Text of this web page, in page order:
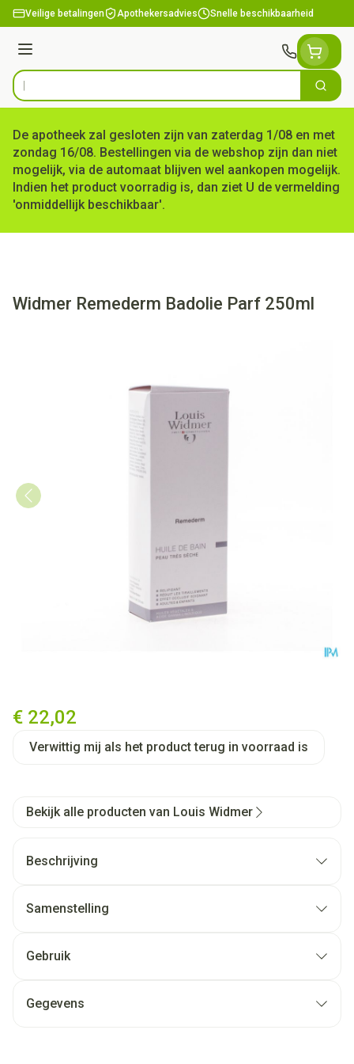
Ga naar de inhoud
Veilige betalingen Apothekersadvies Snelle beschikbaarheid
Menu
Product, merk, categorie... Zoek
De apotheek zal gesloten zijn van zaterdag 1/08 en met
zondag 16/08. Bestellingen via de webshop zijn dan niet
mogelijk, via de automaat blijven wel aankopen mogelijk.
Indien het product voorradig is, dan ziet U de vermelding
'onmiddellijk beschikbaar'.
Widmer Remederm Badolie Parf 250ml
€ 22,02
Verwittig mij als het product terug in voorraad is
Bekijk alle producten van Louis Widmer
Beschrijving
Samenstelling
Gebruik
Gegevens